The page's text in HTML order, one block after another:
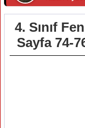
4. Sınıf
Sayfa 74-